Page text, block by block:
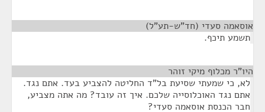
אוסאמה סעדי (חד"ש-תע"ל)
תשמע תיכף.
היו"ר מכלוף מיקי זוהר
לא, כי שמעתי שסיעת בל"ד החליטה להצביע בעד. אתם נגד.
אתם נגד האוכלוסייה שלכם. איך זה עובד? מה אתה מצביע,
חבר הכנסת אוסאמה סעדי?